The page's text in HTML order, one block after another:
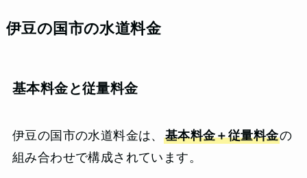
伊豆の国市の水道料金
基本料金と従量料金
伊豆の国市の水道料金は、 基本料金＋従量料金の
組み合わせで構成されています。